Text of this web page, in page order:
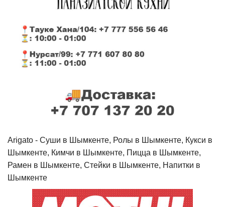
Arigato - Cуши в Шымкенте, Ролы в Шымкенте, Кукси в
Шымкенте, Кимчи в Шымкенте, Пицца в Шымкенте,
Рамен в Шымкенте, Стейки в Шымкенте, Напитки в
Шымкенте